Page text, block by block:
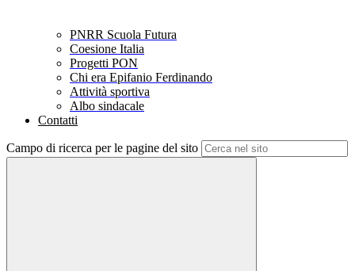
PNRR Scuola Futura
Coesione Italia
Progetti PON
Chi era Epifanio Ferdinando
Attività sportiva
Albo sindacale
Contatti
Campo di ricerca per le pagine del sito